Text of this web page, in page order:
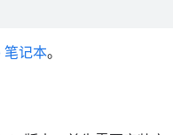
笔记本。